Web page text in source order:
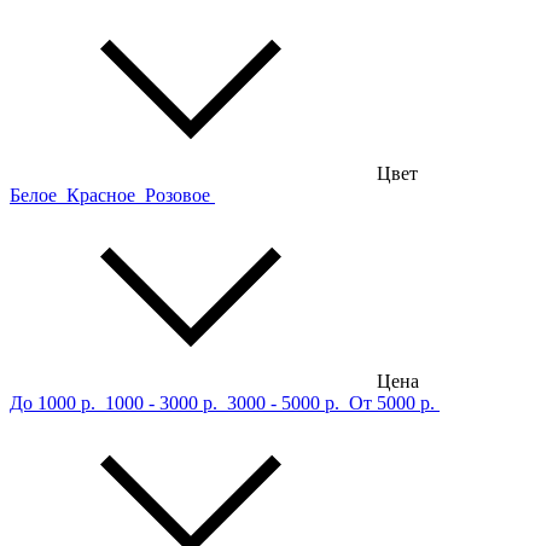
Цвет
Белое Красное Розовое
Цена
До 1000 р. 1000 - 3000 р. 3000 - 5000 р. От 5000 р.